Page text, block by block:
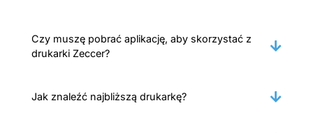
Czy muszę pobrać aplikację, aby skorzystać z
drukarki Zeccer?
Jak znaleźć najbliższą drukarkę?